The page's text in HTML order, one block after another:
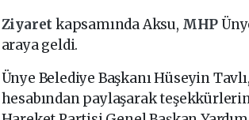
Ziyaretkapsamında Aksu, MHP
araya geldi.
Ünye Belediye Başkanı Hüseyin
hesabından paylaşarak